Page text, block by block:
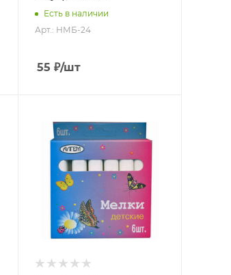
Есть в наличии
Арт.: НМБ-24
55 ₽/шт